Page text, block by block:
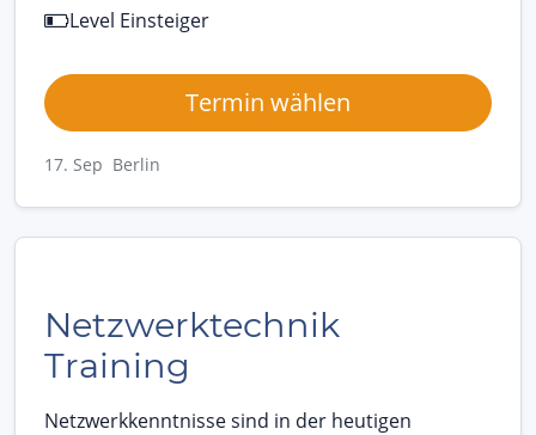
Level Einsteiger
Termin wählen
17. Sep Berlin
Netzwerktechnik
Training
Netzwerkkenntnisse sind in der heutigen